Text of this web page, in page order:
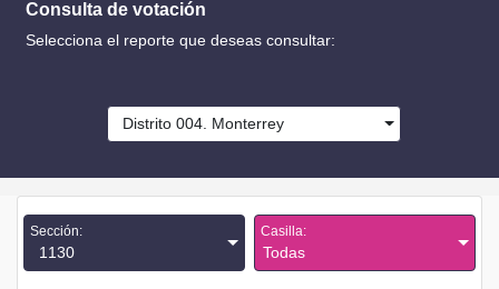
Consulta de votación
Selecciona el reporte que deseas consultar:
Distrito 004. Monterrey
Sección:
1130
Casilla:
Todas